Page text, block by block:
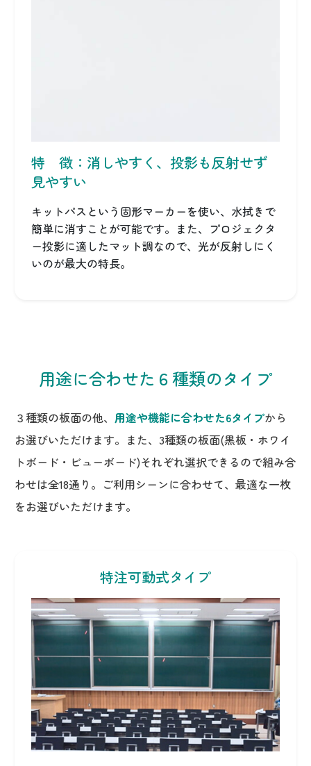
特 徴：消しやすく、投影も反射せず
見やすい
キットパスという固形マーカーを使い、水拭きで
簡単に消すことが可能です。また、プロジェクタ
ー投影に適したマット調なので、光が反射しにく
いのが最大の特長。
用途に合わせた６種類のタイプ
３種類の板面の他、 用途や機能に合わせた6タイプから
お選びいただけます。また、3種類の板面(黒板・ホワイ
トボード・ビューボード)それぞれ選択できるので組み合
わせは全18通り。ご利用シーンに合わせて、最適な一枚
をお選びいただけます。
特注可動式タイプ